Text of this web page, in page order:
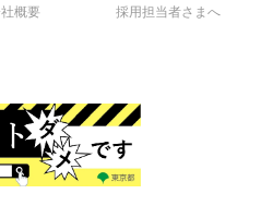
概要
採用担当者さまへ